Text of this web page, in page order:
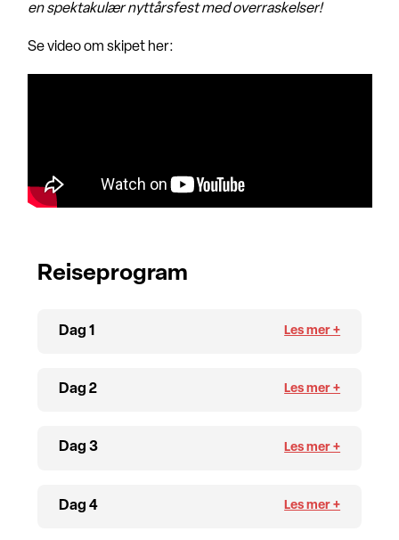
en spektakulær nyttårsfest med overraskelser!
Se video om skipet her:
Reiseprogram
Dag 1
Dag 2
Dag 3
Dag 4